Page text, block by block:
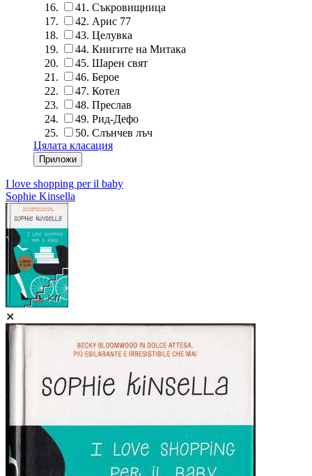
41. Съкровищница
42. Арис 77
43. Целувка
44. Книгите на Митака
45. Шарен свят
46. Берое
47. Котел
48. Преслав
49. Рид-Дефо
50. Слънчев лъч
Цялата класация
I love shopping per il baby
Sophie Kinsella
✕